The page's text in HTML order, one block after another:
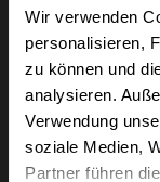
Wir verwenden
personalisieren,
zu können und
analysieren.
Verwendung
soziale Medien,
Partner führen
09:00 - 15:00
MO - FR
SA